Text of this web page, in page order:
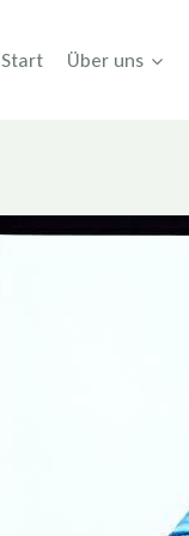
Start Über uns